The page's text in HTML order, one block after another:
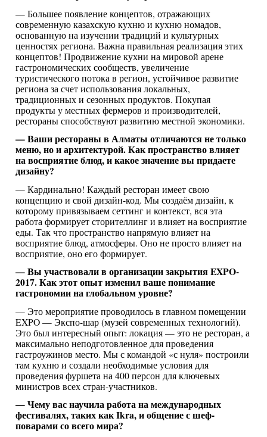
— Большее появление концептов, отражающих
современную казахскую кухню и кухню номадов,
основанную на изучении традиций и культурных
ценностях региона. Важна правильная реализация этих
концептов! Продвижение кухни на мировой арене
гастрономических сообществ, увеличение
туристического потока в регион, устойчивое развитие
региона за счет использования локальных,
традиционных и сезонных продуктов. Покупая
продукты у местных фермеров и производителей,
рестораны способствуют развитию местной экономики.
— Ваши рестораны в Алматы отличаются не только
меню, но и архитектурой. Как пространство влияет
на восприятие блюд, и какое значение вы придаете
дизайну?
— Кардинально! Каждый ресторан имеет свою
концепцию и свой дизайн-код. Мы создаём дизайн, к
которому привязываем сеттинг и контекст, вся эта
работа формирует сторителлинг и влияет на восприятие
еды. Так что пространство напрямую влияет на
восприятие блюд, атмосферы. Оно не просто влияет на
восприятие, оно его формирует.
— Вы участвовали в организации закрытия EXPO-
2017. Как этот опыт изменил ваше понимание
гастрономии на глобальном уровне?
— Это мероприятие проводилось в главном помещении
EXPO — Экспо-шар (музей современных технологий).
Это был интересный опыт: локация — это не ресторан, а
максимально неподготовленное для проведения
гастроужинов место. Мы с командой «с нуля» построили
там кухню и создали необходимые условия для
проведения фуршета на 400 персон для ключевых
министров всех стран-участников.
— Чему вас научила работа на международных
фестивалях, таких как Ikra, и общение с шеф-
поварами со всего мира?